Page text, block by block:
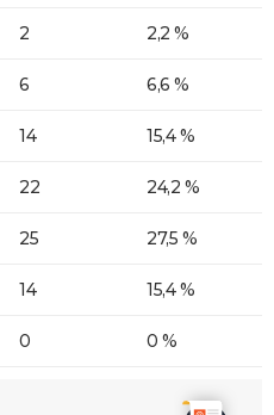
2 2,2 %
6 6,6 %
14 15,4 %
22 24,2 %
25 27,5 %
14 15,4 %
0 0 %